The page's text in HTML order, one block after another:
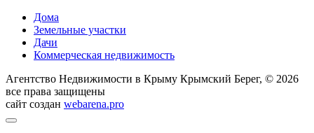
Дома
Земельные участки
Дачи
Коммерческая недвижимость
Агентство Недвижимости в Крыму Крымский Берег, © 2026
все права защищены
сайт создан webarena.pro